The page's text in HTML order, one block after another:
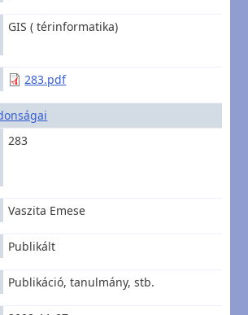
GIS ( térinformatika)
283.pdf
283
Vaszita Emese
Publikált
Publikáció, tanulmány, stb.